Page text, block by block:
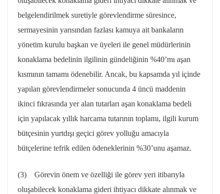
belgelendirilmek suretiyle görevlendirme süresince,
sermayesinin yarısından fazlası kamuya ait bankaların
yönetim kurulu başkan ve üyeleri ile genel müdürlerinin
konaklama bedelinin ilgilinin gündeliğinin %40’mı aşan
kısmının tamamı ödenebilir. Ancak, bu kapsamda yıl içinde
yapılan görevlendirmeler sonucunda 4 üncü maddenin
ikinci fıkrasında yer alan tutarları aşan konaklama bedeli
için yapılacak yıllık harcama tutarının toplamı, ilgili kurum
bütçesinin yurtdışı geçici görev yolluğu amacıyla
bütçelerine tefrik edilen ödeneklerinin %30’unu aşamaz.
(3) Görevin önem ve özelliği ile görev yeri itibarıyla
oluşabilecek konaklama gideri ihtiyacı dikkate alınmak ve